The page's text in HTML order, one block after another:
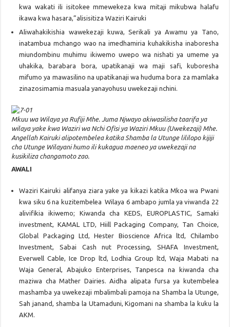
kwa wakati ili isitokee mmewekeza kwa mitaji mikubwa halafu
ikawa kwa hasara,”alisisitiza Waziri Kairuki
Aliwahakikishia wawekezaji kuwa, Serikali ya Awamu ya Tano,
inatambua mchango wao na imedhamiria kuhakikisha inaboresha
miundombinu muhimu ikiwemo uwepo wa nishati ya umeme ya
uhakika, barabara bora, upatikanaji wa maji safi, kuboresha
mifumo ya mawasilino na upatikanaji wa huduma bora za mamlaka
zinazosimamia masuala yanayohusu uwekezaji nchini.
Mkuu wa Wilaya ya Rufiji Mhe. Juma Njwayo akiwasilisha taarifa ya
wilaya yake kwa Waziri wa Nchi Ofisi ya Waziri Mkuu (Uwekezaji) Mhe.
Angellah Kairuki alipotembelea katika Shamba la Utunge lililopo kijiji
cha Utunge Wilayani humo ili kukagua maeneo ya uwekezaji na
kusikiliza changamoto zao.
AWALI
Waziri Kairuki alifanya ziara yake ya kikazi katika Mkoa wa Pwani
kwa siku 6 na kuzitembelea Wilaya 6 ambapo jumla ya viwanda 22
alivifikia ikiwemo; Kiwanda cha KEDS, EUROPLASTIC, Samaki
investment, KAMAL LTD, Hiill Packaging Company, Tan Choice,
Global Packaging Ltd, Hester Bioscience Africa ltd, Chilambo
Investment, Sabai Cash nut Processing, SHAFA Investment,
Everwell Cable, Ice Drop ltd, Lodhia Group ltd, Waja Mabati na
Waja General, Abajuko Enterprises, Tanpesca na kiwanda cha
maziwa cha Mather Dairies. Aidha alipata fursa ya kutembelea
mashamba ya uwekezaji mbalimbali pamoja na Shamba la Utunge,
Sah janand, shamba la Utamaduni, Kigomani na shamba la kuku la
AKM.